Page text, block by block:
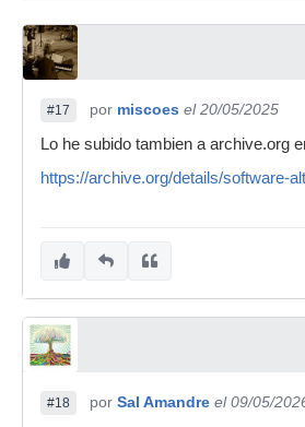
#17 por miscoes el 20/05/2025
Lo he subido tambien a archive.org
https://archive.org/details/software-
#18 por Sal Amandre el 09/05/